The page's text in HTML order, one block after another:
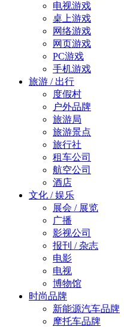
电视游戏
桌上游戏
网络游戏
网页游戏
PC游戏
手机游戏
旅游 / 出行
度假村
户外品牌
旅游局
旅游景点
旅行社
租车公司
航空公司
酒店
文化 / 娱乐
展会 / 展览
广播
影视公司
报刊 / 杂志
电影
电视
博物馆
时尚品牌
新能源汽车品牌
摩托车品牌